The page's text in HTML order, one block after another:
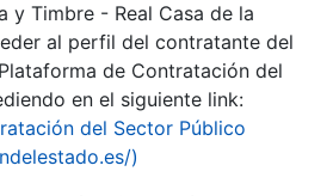
y Timbre - Real Casa de la
al perfil del contratante del
de Contratación del
en el siguiente link:
del Sector Público
)